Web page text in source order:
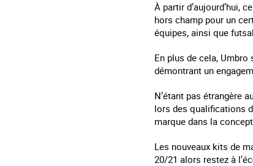
À partir d’aujourd’hui,
hors champ pour un
équipes, ainsi que
En plus de cela,
démontrant un
N’étant pas étrangère
lors des qualifications
marque dans la
Les nouveaux kits de
20/21 alors restez à